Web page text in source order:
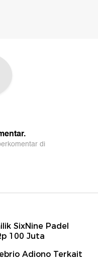
SixNine Padel
100 Juta
Adiono Terkait